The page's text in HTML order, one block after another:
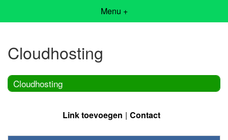
Menu +
Cloudhosting
Cloudhosting
Link toevoegen Contact